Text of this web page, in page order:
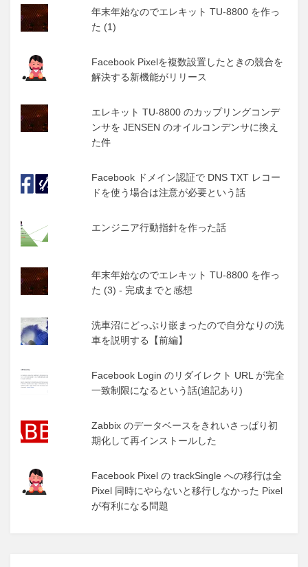
年末年始なのでエレキット TU-8800 を作っ
た (1)
Facebook Pixelを複数設置したときの競合を
解決する新機能がリリース
エレキット TU-8800 のカップリングコンデ
ンサを JENSEN のオイルコンデンサに換え
た件
Facebook ドメイン認証で DNS TXT レコー
ドを使う場合は注意が必要という話
エンジニア行動指針を作った話
年末年始なのでエレキット TU-8800 を作っ
た (3) - 完成までと感想
洗車沼にどっぷり嵌まったので自分なりの洗
車を説明する【前編】
Facebook Login のリダイレクト URL が完全
一致制限になるという話(追記あり)
Zabbix のデータベースをきれいさっぱり初
期化して再インストールした
Facebook Pixel の trackSingle への移行は全
Pixel 同時にやらないと移行しなかった Pixel
が有利になる問題